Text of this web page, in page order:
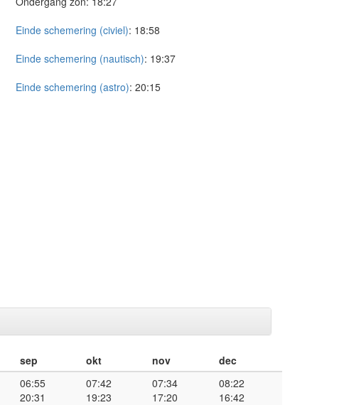
Einde schemering (civiel): 18:58
Einde schemering (nautisch): 19:37
Einde schemering (astro): 20:15
sep okt nov
dec
06:55
20:31
07:42
19:23
07:34
17:20
08:22
16:42